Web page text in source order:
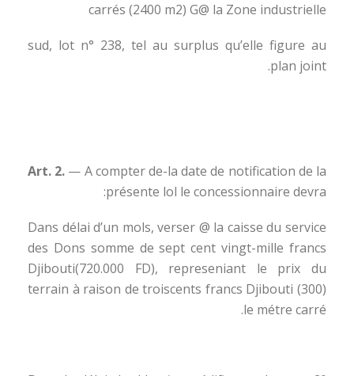
carrés (2400 m2) G@ la Zone industrielle
sud, lot n° 238, tel au surplus qu’elle figure au
plan joint.
Art. 2. — A compter de-la date de notification de la
présente lol le concessionnaire devra:
Dans délai d’un mols, verser @ la caisse du service
des Dons somme de sept cent vingt-mille francs
Djibouti(720.000 FD), represeniant le prix du
terrain à raison de troiscents francs Djibouti (300)
le métre carré.